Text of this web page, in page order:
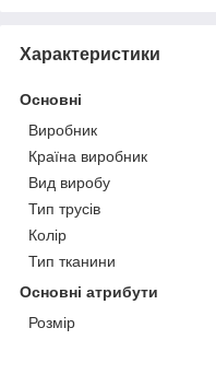
Характеристики
Основні
Виробник
Країна виробник
Вид виробу
Тип трусів
Колір
Тип тканини
Основні атрибути
Розмір